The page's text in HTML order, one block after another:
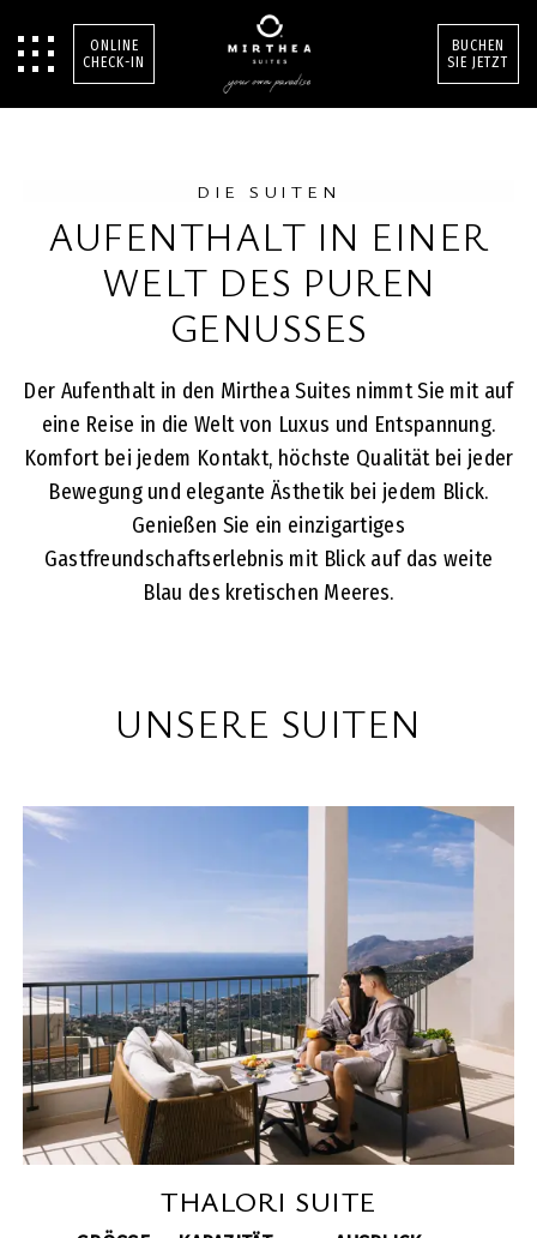
ONLINE
CHECK-IN
BUCHEN
SIE JETZT
DIE SUITEN
AUFENTHALT IN EINER
WELT DES PUREN
GENUSSES
Der Aufenthalt in den Mirthea Suites nimmt Sie mit auf
eine Reise in die Welt von Luxus und Entspannung.
Komfort bei jedem Kontakt, höchste Qualität bei jeder
Bewegung und elegante Ästhetik bei jedem Blick.
Genießen Sie ein einzigartiges
Gastfreundschaftserlebnis mit Blick auf das weite
Blau des kretischen Meeres.
UNSERE SUITEN
THALORI SUITE